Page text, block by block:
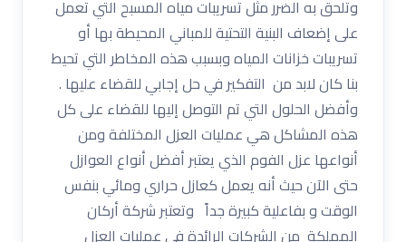
وتلحق به الضرر مثل تسريبات مياه المسبح التي تعمل
على إضعاف البنية التحتية للمباني المحيطة بها أو
تسريبات خزانات المياه وبسبب هذه المخاطر التي تحيط
بنا كان لابد من التفكير في حل إجابي للقضاء عليها .
وأفضل الحلول التي تم التوصل إليها للقضاء على كل
هذه المشاكل هي عمليات العزل المختلفة ومن
أنواعها عزل الفوم الذي يعتبر أفضل أنواع العوازل
حتى الآن حيث أنه يعمل كعازل حراري ومائي بنفس
الوقت و بفاعلية كبيرة جداً وتعتبر شركة أركان
المملكة من الشركات الرائدة فى عمليات العزل